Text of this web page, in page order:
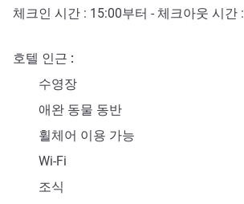
체크인 시간 : 15:00부터 - 체크아웃 시간 :
호텔 인근
수영장
애완 동물 동반
휠체어 이용 가능
Wi-Fi
조식